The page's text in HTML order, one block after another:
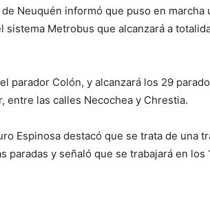
Neuquén informó que puso en marcha
Metrobus que alcanzará a
parador Colón, y alcanzará los 29
entre las calles Necochea y Chrestia.
Espinosa destacó que se trata de una
paradas y señaló que se trabajará en los